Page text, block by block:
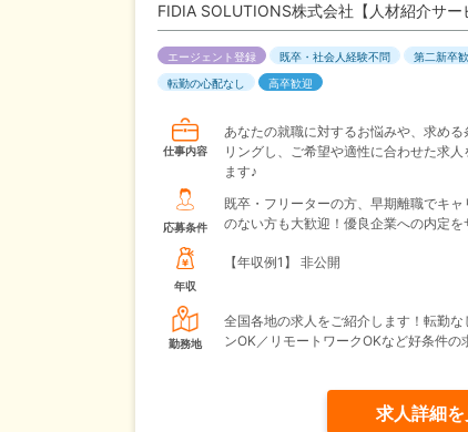
FIDIA SOLUTIONS株式会社【人材紹介サー
エージェント登録 既卒・社会人経験不問 第二新卒
転勤の心配なし
高卒歓迎
仕事内容
あなたの就職に対するお悩みや、求める
リングし、ご希望や適性に合わせた求人
ます♪
応募条件
既卒・フリーターの方、早期離職でキャ
のない方も大歓迎！優良企業への内定を
年収
【年収例1】 非公開
勤務地
全国各地の求人をご紹介します！転勤な
ンOK／リモートワークOKなど好条件の
求人詳細